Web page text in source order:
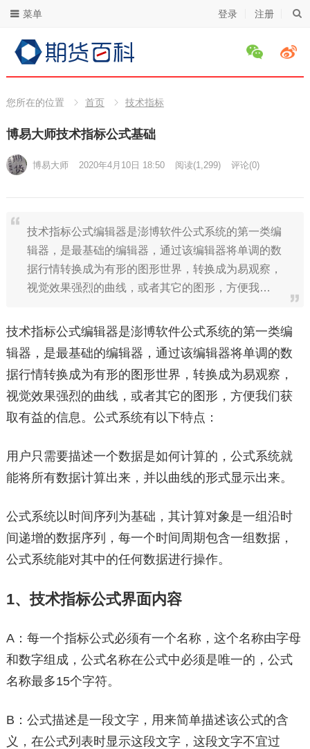
登录 注册
菜单
您所在的位置 首页 技术指标
博易大师技术指标公式基础
博易大师 2020年4月10日 18:50 阅读(1,299) 评论(0)
技术指标公式编辑器是澎博软件公式系统的第一类编
辑器，是最基础的编辑器，通过该编辑器将单调的数
据行情转换成为有形的图形世界，转换成为易观察，
视觉效果强烈的曲线，或者其它的图形，方便我…
技术指标公式编辑器是澎博软件公式系统的第一类编
辑器，是最基础的编辑器，通过该编辑器将单调的数
据行情转换成为有形的图形世界，转换成为易观察，
视觉效果强烈的曲线，或者其它的图形，方便我们获
取有益的信息。公式系统有以下特点：
用户只需要描述一个数据是如何计算的，公式系统就
能将所有数据计算出来，并以曲线的形式显示出来。
公式系统以时间序列为基础，其计算对象是一组沿时
间递增的数据序列，每一个时间周期包含一组数据，
公式系统能对其中的任何数据进行操作。
1、技术指标公式界面内容
A：每一个指标公式必须有一个名称，这个名称由字母
和数字组成，公式名称在公式中必须是唯一的，公式
名称最多15个字符。
B：公式描述是一段文字，用来简单描述该公式的含
义，在公式列表时显示这段文字，这段文字不宜过